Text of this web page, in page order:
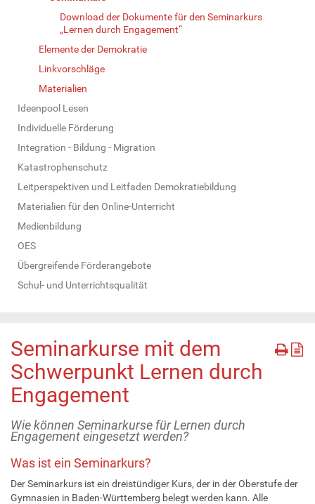
Download der Dokumente für den Seminarkurs
„Lernen durch Engagement“
Elemente der Demokratie
Linkvorschläge
Materialien
Ideenpool Lesen
Individuelle Förderung
Integration - Bildung - Migration
Katastrophenschutz
Leitperspektiven und Leitfaden Demokratiebildung
Materialien für den Online-Unterricht
Medienbildung
OES
Übergreifende Förderangebote
Schul- und Unterrichtsqualität
Seminarkurse mit dem
Schwerpunkt Lernen durch
Engagement
Wie können Seminarkurse für Lernen durch
Engagement eingesetzt werden?
Was ist ein Seminarkurs?
Der Seminarkurs ist ein dreistündiger Kurs, der in der Oberstufe der
Gymnasien in Baden-Württemberg belegt werden kann. Alle